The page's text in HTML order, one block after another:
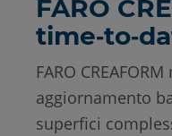
FARO
FARO
aggiornamento
superfici